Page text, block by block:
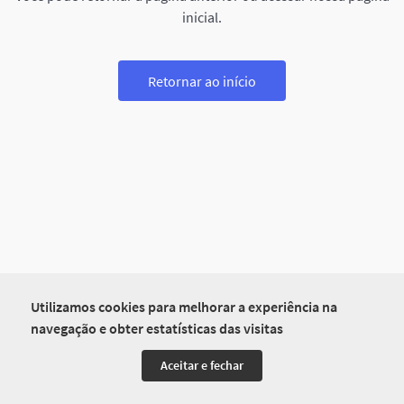
Utilizamos cookies para melhorar a experiência na
navegação e obter estatísticas das visitas
Aceitar e fechar
inicial.
Retornar ao início